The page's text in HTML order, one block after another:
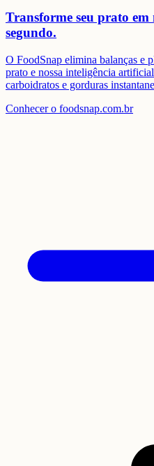
Transforme seu prato em
segundo.
O FoodSnap elimina balanças e
prato e nossa inteligência
carboidratos e gorduras
Conhecer o foodsnap.com.br